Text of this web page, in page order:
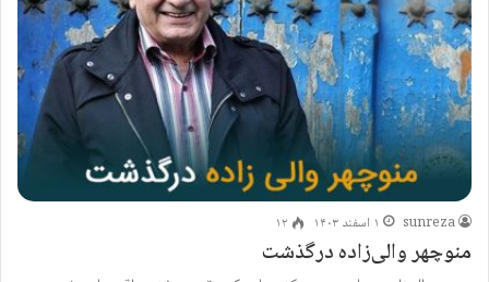
sunreza ۱ اسفند ۱۴۰۳ ۱۲
منوچهر والی‌زاده درگذشت